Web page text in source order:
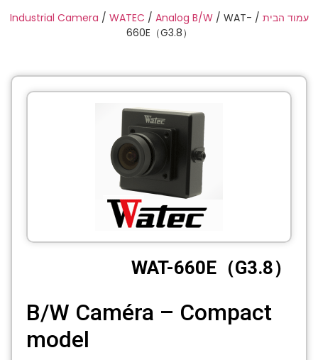
Industrial Camera
Professional Monitors
C-Mount Lenss
Professional Video Equipment
Visualizer
Fiber Optic
AV over IP
CCTV
Photo Printers
עמוד הבית /
Industrial Camera / WATEC / Analog B/W/ WAT-
660E（G3.8）
WAT-660E（G3.8）
B/W Caméra – Compact
model